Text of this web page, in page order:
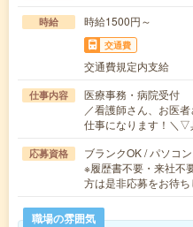
時給 時給1500円～
交通費
交通費規定内支給
仕事内容
医療事務・病院受付
／看護師さん、お医
仕事になります！＼
応募資格
ブランクOK / パソコ
※履歴書不要・来社不
方は是非応募をお待
職場の雰囲気